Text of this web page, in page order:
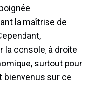
la maîtrise de
la console, à droite
surtout pour
bienvenus sur ce